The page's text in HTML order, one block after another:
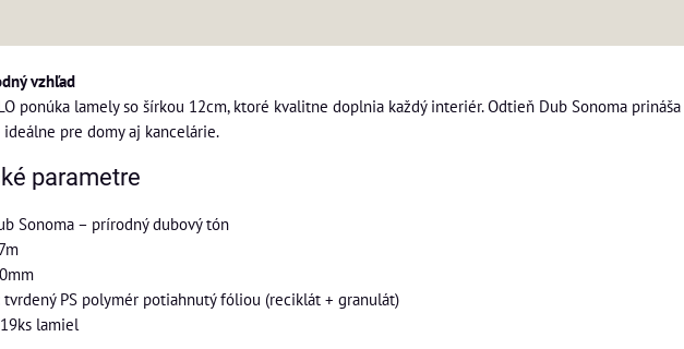
vzhľad
ponúka lamely so šírkou 12cm, ktoré kvalitne doplnia každý interiér. Odtieň Dub Sonoma
pre domy aj kancelárie.
parametre
Sonoma – prírodný dubový tón
tvrdený PS polymér potiahnutý fóliou (reciklát + granulát)
19ks lamiel